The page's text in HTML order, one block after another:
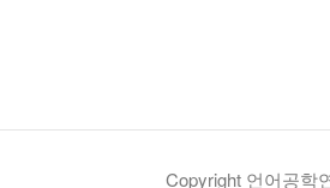
Copyright 언어공학